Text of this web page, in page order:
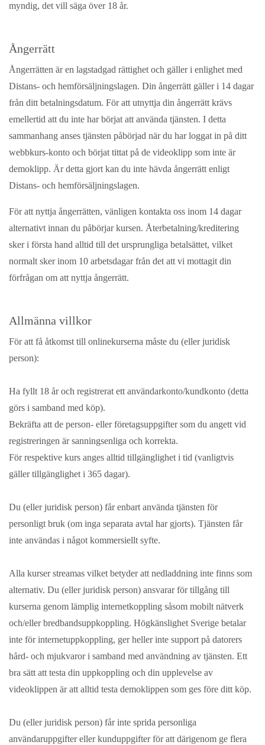
myndig, det vill säga över 18 år.
Ångerrätt
Ångerrätten är en lagstadgad rättighet och gäller i enlighet med
Distans- och hemförsäljningslagen. Din ångerrätt gäller i 14 dagar
från ditt betalningsdatum. För att utnyttja din ångerrätt krävs
emellertid att du inte har börjat att använda tjänsten. I detta
sammanhang anses tjänsten påbörjad när du har loggat in på ditt
webbkurs-konto och börjat tittat på de videoklipp som inte är
demoklipp. Är detta gjort kan du inte hävda ångerrätt enligt
Distans- och hemförsäljningslagen.
För att nyttja ångerrätten, vänligen kontakta oss inom 14 dagar
alternativt innan du påbörjar kursen. Återbetalning/kreditering
sker i första hand alltid till det ursprungliga betalsättet, vilket
normalt sker inom 10 arbetsdagar från det att vi mottagit din
förfrågan om att nyttja ångerrätt.
Allmänna villkor
För att få åtkomst till onlinekurserna måste du (eller juridisk
person):
Ha fyllt 18 år och registrerat ett användarkonto/kundkonto (detta
görs i samband med köp).
Bekräfta att de person- eller företagsuppgifter som du angett vid
registreringen är sanningsenliga och korrekta.
För respektive kurs anges alltid tillgänglighet i tid (vanligtvis
gäller tillgänglighet i 365 dagar).
Du (eller juridisk person) får enbart använda tjänsten för
personligt bruk (om inga separata avtal har gjorts). Tjänsten får
inte användas i något kommersiellt syfte.
Alla kurser streamas vilket betyder att nedladdning inte finns som
alternativ. Du (eller juridisk person) ansvarar för tillgång till
kurserna genom lämplig internetkoppling såsom mobilt nätverk
och/eller bredbandsuppkoppling. Högkänslighet Sverige betalar
inte för internetuppkoppling, ger heller inte support på datorers
hård- och mjukvaror i samband med användning av tjänsten. Ett
bra sätt att testa din uppkoppling och din upplevelse av
videoklippen är att alltid testa demoklippen som ges före ditt köp.
Du (eller juridisk person) får inte sprida personliga
användaruppgifter eller kunduppgifter för att därigenom ge flera